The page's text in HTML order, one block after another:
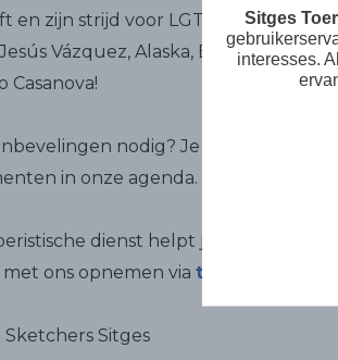
en zijn strijd voor LGTBIQ+
Vázquez, Alaska, Boris
Casanova!
nodig? Je vindt een
in onze agenda.
dienst helpt je graag bij het
ons opnemen via
Sitges
Sitges
interesses.